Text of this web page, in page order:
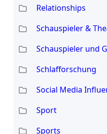
Relationships
Schauspieler &
Schauspieler und
Schlafforschung
Social Media
Sport
Sports